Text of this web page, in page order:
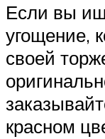
Если вы
угощение,
своей
красном